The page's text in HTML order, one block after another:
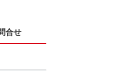
合せ